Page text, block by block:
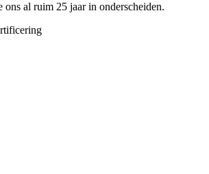
ons al ruim 25 jaar in onderscheiden.